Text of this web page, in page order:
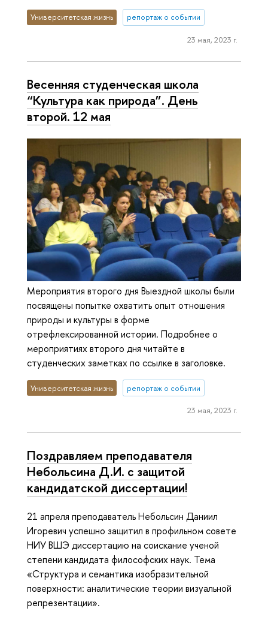
Университетская жизнь репортаж о событии
23 мая, 2023 г.
Весенняя студенческая школа
“Культура как природа”. День
второй. 12 мая
Мероприятия второго дня Выездной школы были
посвящены попытке охватить опыт отношения
природы и культуры в форме
отрефлексированной истории. Подробнее о
мероприятиях второго дня читайте в
студенческих заметках по ссылке в заголовке.
Университетская жизнь репортаж о событии
23 мая, 2023 г.
Поздравляем преподавателя
Небольсина Д.И. с защитой
кандидатской диссертации!
21 апреля преподаватель Небольсин Даниил
Игоревич успешно защитил в профильном совете
НИУ ВШЭ диссертацию на соискание ученой
степени кандидата философских наук. Тема
«Структура и семантика изобразительной
поверхности: аналитические теории визуальной
репрезентации».